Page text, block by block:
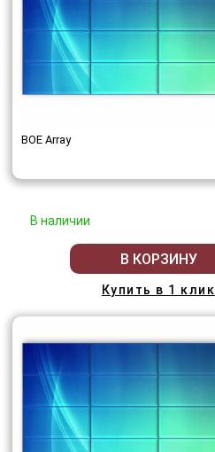
BOE Array
В наличии
В КОРЗИНУ
Купить в 1 клик